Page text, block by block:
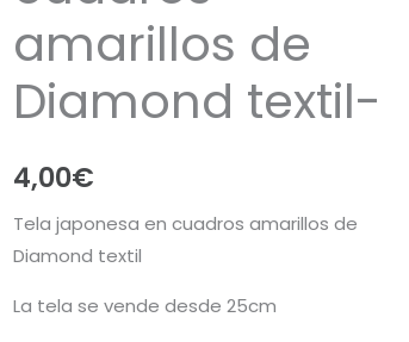
amarillos de
Diamond textil-
4,00€
Tela japonesa en cuadros amarillos de
Diamond textil
La tela se vende desde 25cm